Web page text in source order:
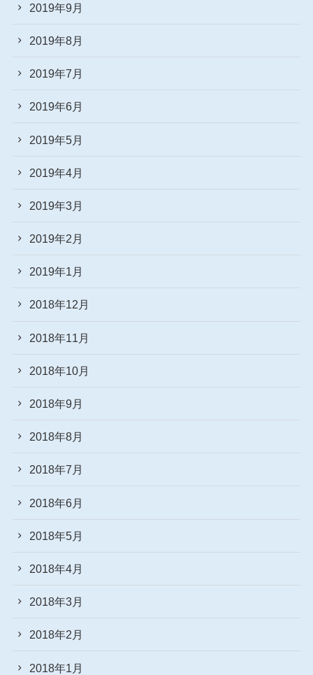
2019年9月
2019年8月
2019年7月
2019年6月
2019年5月
2019年4月
2019年3月
2019年2月
2019年1月
2018年12月
2018年11月
2018年10月
2018年9月
2018年8月
2018年7月
2018年6月
2018年5月
2018年4月
2018年3月
2018年2月
2018年1月